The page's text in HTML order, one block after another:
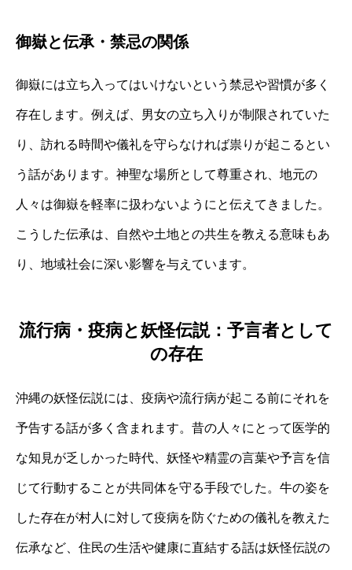
御嶽と伝承・禁忌の関係
御嶽には立ち入ってはいけないという禁忌や習慣が多く
存在します。例えば、男女の立ち入りが制限されていた
り、訪れる時間や儀礼を守らなければ祟りが起こるとい
う話があります。神聖な場所として尊重され、地元の
人々は御嶽を軽率に扱わないようにと伝えてきました。
こうした伝承は、自然や土地との共生を教える意味もあ
り、地域社会に深い影響を与えています。
流行病・疫病と妖怪伝説：予言者として
の存在
沖縄の妖怪伝説には、疫病や流行病が起こる前にそれを
予告する話が多く含まれます。昔の人々にとって医学的
な知見が乏しかった時代、妖怪や精霊の言葉や予言を信
じて行動することが共同体を守る手段でした。牛の姿を
した存在が村人に対して疫病を防ぐための儀礼を教えた
伝承など、住民の生活や健康に直結する話は妖怪伝説の